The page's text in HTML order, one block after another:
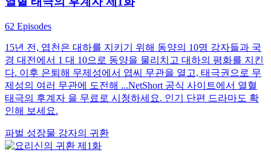
62 Episodes
15년 전, 엽천은 대하를 지키기 위해 동양의 10명 강자들과 국
경 대전에서 1 대 10으로 동양을 물리치고 대하의 평화를 지킨
다. 이후 은퇴해 무제성에서 엽씨 무관을 열고, 태극권으로 무
제성의 여러 무관에 도전해 ...NetShort 공식 사이트에서 열혈
태극의 후계자 을 무료로 시청하세요. 인기 단편 드라마도 확
인해 보세요.
파벌 성장물 강자의 귀환